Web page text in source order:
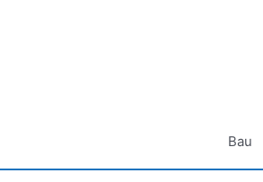
Bau